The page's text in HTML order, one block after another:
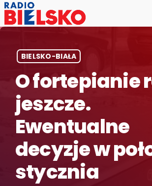
BIELSKO-BIAŁA
O fortepianie
jeszcze.
Ewentualne
decyzje w
stycznia